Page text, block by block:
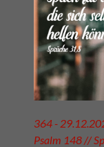
364 -
Psalm 148 //